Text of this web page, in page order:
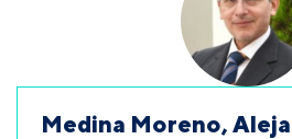
Medina Moreno,